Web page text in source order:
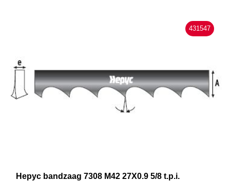
431547
Hepyc bandzaag 7308 M42 27X0.9 5/8 t.p.i.